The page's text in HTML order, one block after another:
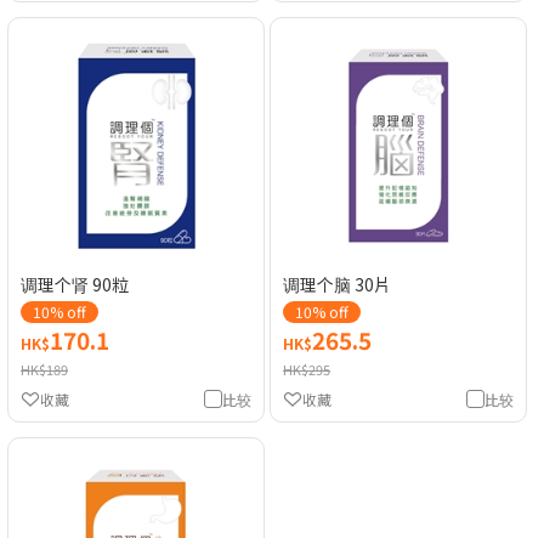
调理个肾 90粒
10% off
HK$170.1
HK$189
比较
收藏
调理个脑 30片
10% off
HK$265.5
HK$295
比较
收藏